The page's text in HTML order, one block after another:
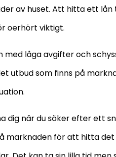
av huset. Att hitta ett lån
oerhört viktigt.
låga avgifter och
utbud som finns på
dig när du söker efter ett
marknaden för att hitta